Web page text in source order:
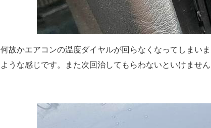
何故かエアコンの温度ダイヤルが回らなくなってしまい
ような感じです。また次回治してもらわないといけません